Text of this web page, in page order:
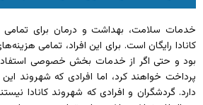
خدمات سلامت، بهداشت و درمان برای تمامی
کانادا رایگان است. برای این افراد، تمامی
بود و حتی اگر از خدمات بخش خصوصی استفاده
پرداخت خواهند کرد، اما افرادی که شهروند
دارد. گردشگران و افرادی که شهروند کانادا